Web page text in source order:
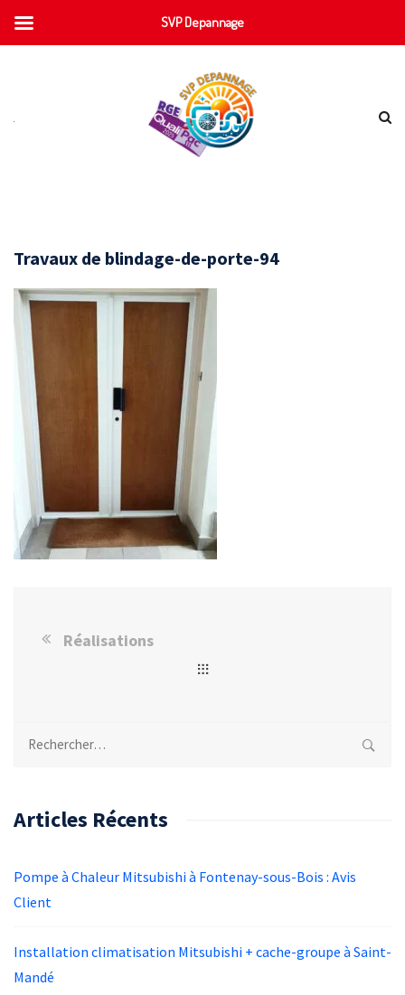
Travaux de blindage-de-porte-94
Réalisations
Rechercher :
Articles Récents
Pompe à Chaleur Mitsubishi à Fontenay-sous-Bois : Avis
Client
Installation climatisation Mitsubishi + cache-groupe à Saint-
Mandé
SVP Depannage